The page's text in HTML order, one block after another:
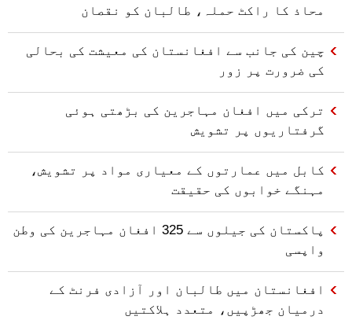
محاذ کا راکٹ حملہ، طالبان کو نقصان
چین کی جانب سے افغانستان کی معیشت کی بحالی
کی ضرورت پر زور
ترکی میں افغان مہاجرین کی بڑھتی ہوئی
گرفتاریوں پر تشویش
کابل میں عمارتوں کے معیاری مواد پر تشویش،
مہنگے خوابوں کی حقیقت
پاکستان کی جیلوں سے 325 افغان مہاجرین کی وطن
واپسی
افغانستان میں طالبان اور آزادی فرنٹ کے
درمیان جھڑپیں، متعدد ہلاکتیں